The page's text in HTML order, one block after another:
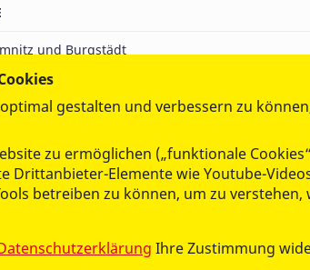
und Burgstädt
in Chemnitz und Burgstädt
für körperlich schwerstbehinderte Menschen
im Wachkoma
gestalten und verbessern zu
zu ermöglichen („funktionale
Drittanbieter-Elemente wie Youtube-
betreiben zu können, um zu
Ihre Zustimmung